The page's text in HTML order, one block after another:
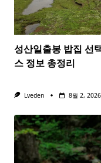
성산일출봉 밥집 선
스 정보 총정리
Lveden 8월 2, 2026